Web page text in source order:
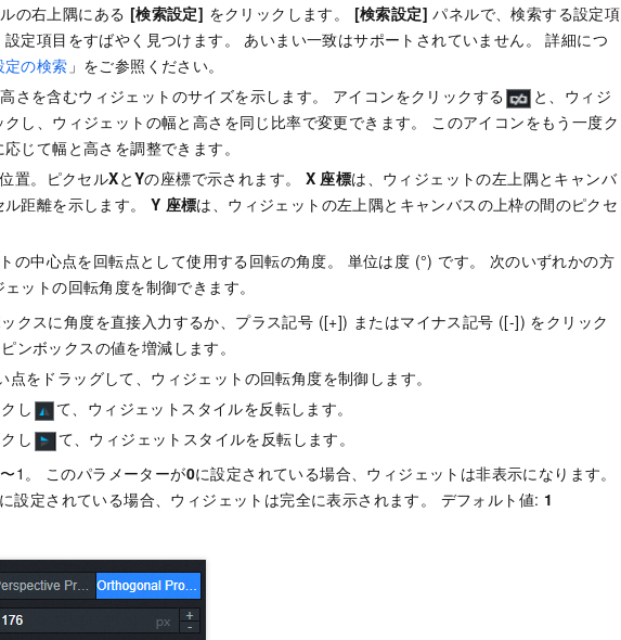
の右上隅にある [検索設定] をクリックします。 [検索設定] パネルで、検索する設定項
定項目をすばやく見つけます。 あいまい一致はサポートされていません。 詳細につ
定の検索 」をご参照ください。
さを含むウィジェットのサイズを示します。 アイコンをクリックする
と、ウィジ
し、ウィジェットの幅と高さを同じ比率で変更できます。 このアイコンをもう一度ク
じて幅と高さを調整できます。
置。ピクセルXとYの座標で示されます。 X 座標は、ウィジェットの左上隅とキャンバ
距離を示します。 Y 座標は、ウィジェットの左上隅とキャンバスの上枠の間のピクセ
の中心点を回転点として使用する回転の角度。 単位は度 (°) です。 次のいずれかの方
ットの回転角度を制御できます。
クスに角度を直接入力するか、プラス記号 ([+]) またはマイナス記号 ([-]) をクリック
ンボックスの値を増減します。
点をドラッグして、ウィジェットの回転角度を制御します。
し
て、ウィジェットスタイルを反転します。
し
て、ウィジェットスタイルを反転します。
1。 このパラメーターが0に設定されている場合、ウィジェットは非表示になります。
に設定されている場合、ウィジェットは完全に表示されます。 デフォルト値: 1